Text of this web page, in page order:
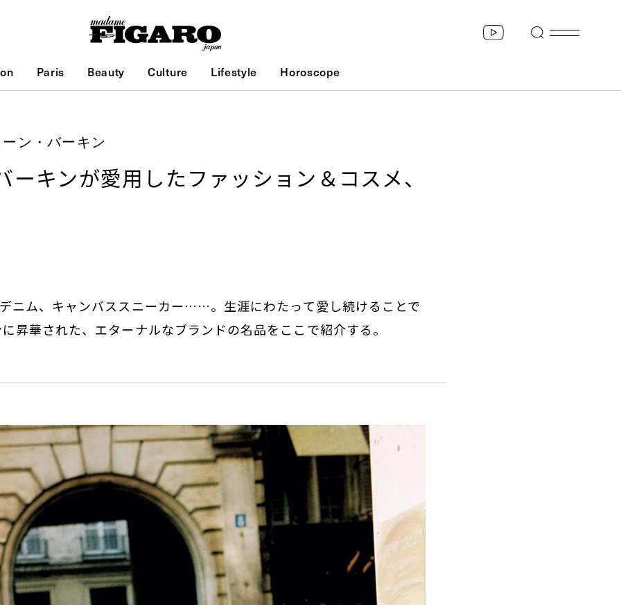
Paris Beauty Culture Lifestyle Horoscope
ン・バーキン
ーキンが愛用したファッション＆コスメ、
ニム、キャンバススニーカー……。生涯にわたって愛し続けることで
昇華された、エターナルなブランドの名品をここで紹介する。